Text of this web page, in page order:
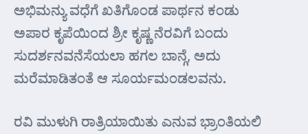
ಅಭಿಮನ್ಯು ವಧೆಗೆ ಖತಿಗೊಂಡ ಪಾರ್ಥನ ಕಂಡು
ಅಪಾರ ಕೃಪೆಯಿಂದ ಶ್ರೀ ಕೃಷ್ಣ ನೆರವಿಗೆ ಬಂದು
ಸುದರ್ಶನವನೆಸೆಯಲಾ ಹಗಲ ಬಾನ್ಗೆ, ಅದು
ಮರೆಮಾಡಿತಂತೆ ಆ ಸೂರ್ಯಮಂಡಲವನು.
ರವಿ ಮುಳುಗಿ ರಾತ್ರಿಯಾಯಿತು ಎನುವ ಭ್ರಾಂತಿಯಲಿ